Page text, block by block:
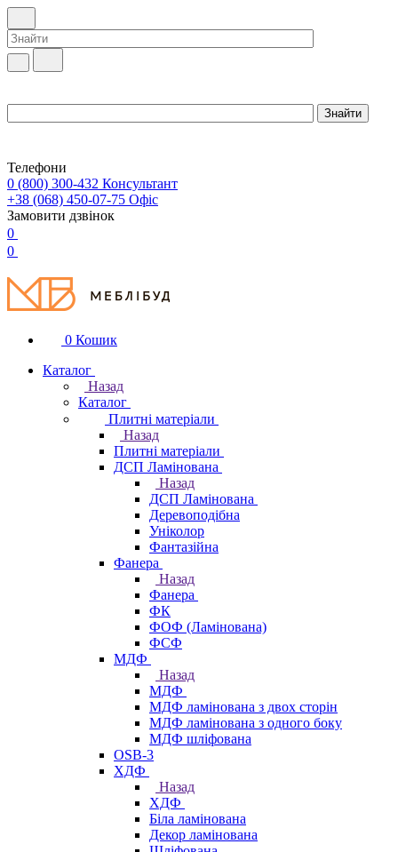
Телефони
0 (800) 300-432 Консультант
+38 (068) 450-07-75 Офіс
Замовити дзвінок
0
0
0 Кошик
Каталог
Назад
Каталог
Плитні матеріали
Назад
Плитні матеріали
ДСП Ламінована
Назад
ДСП Ламінована
Деревоподібна
Уніколор
Фантазійна
Фанера
Назад
Фанера
ФК
ФОФ (Ламінована)
ФСФ
МДФ
Назад
МДФ
МДФ ламінована з двох сторін
МДФ ламінована з одного боку
МДФ шліфована
OSB-3
ХДФ
Назад
ХДФ
Біла ламінована
Декор ламінована